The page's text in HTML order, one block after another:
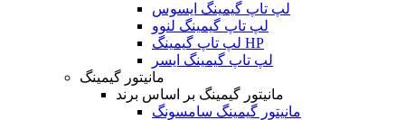
لپ تاپ گیمینگ ایسوس
لپ تاپ گیمینگ لنوو
لپ تاپ گیمینگ HP
لپ تاپ گیمینگ ایسر
مانیتور گیمینگ
مانیتور گیمینگ بر اساس برند
مانیتور گیمینگ سامسونگ